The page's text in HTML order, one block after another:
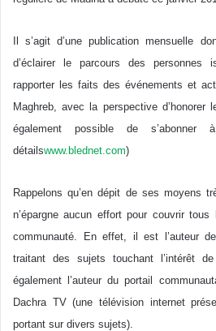
Il s’agit d’une publication mensuelle
d’éclairer le parcours des personnes
rapporter les faits des événements et
Maghreb, avec la perspective
également possible de
détailswww.blednet.com)
Rappelons qu’en dépit de ses moyens
n’épargne aucun effort pour couvrir
communauté. En effet, il est l’auteur
traitant des sujets touchant l’intérêt
également l’auteur du portail
Dachra TV (une télévision internet
portant sur divers sujets).